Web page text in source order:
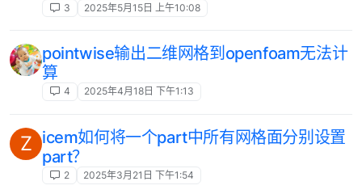
3 2025年5月15日 上午10:08
pointwise输出二维网格到openfoam无法计
算
4 2025年4月18日 下午1:13
Z icem如何将一个part中所有网格面分别设置
part？
2 2025年3月21日 下午1:54